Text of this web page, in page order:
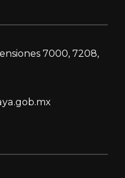
7000, 7208,